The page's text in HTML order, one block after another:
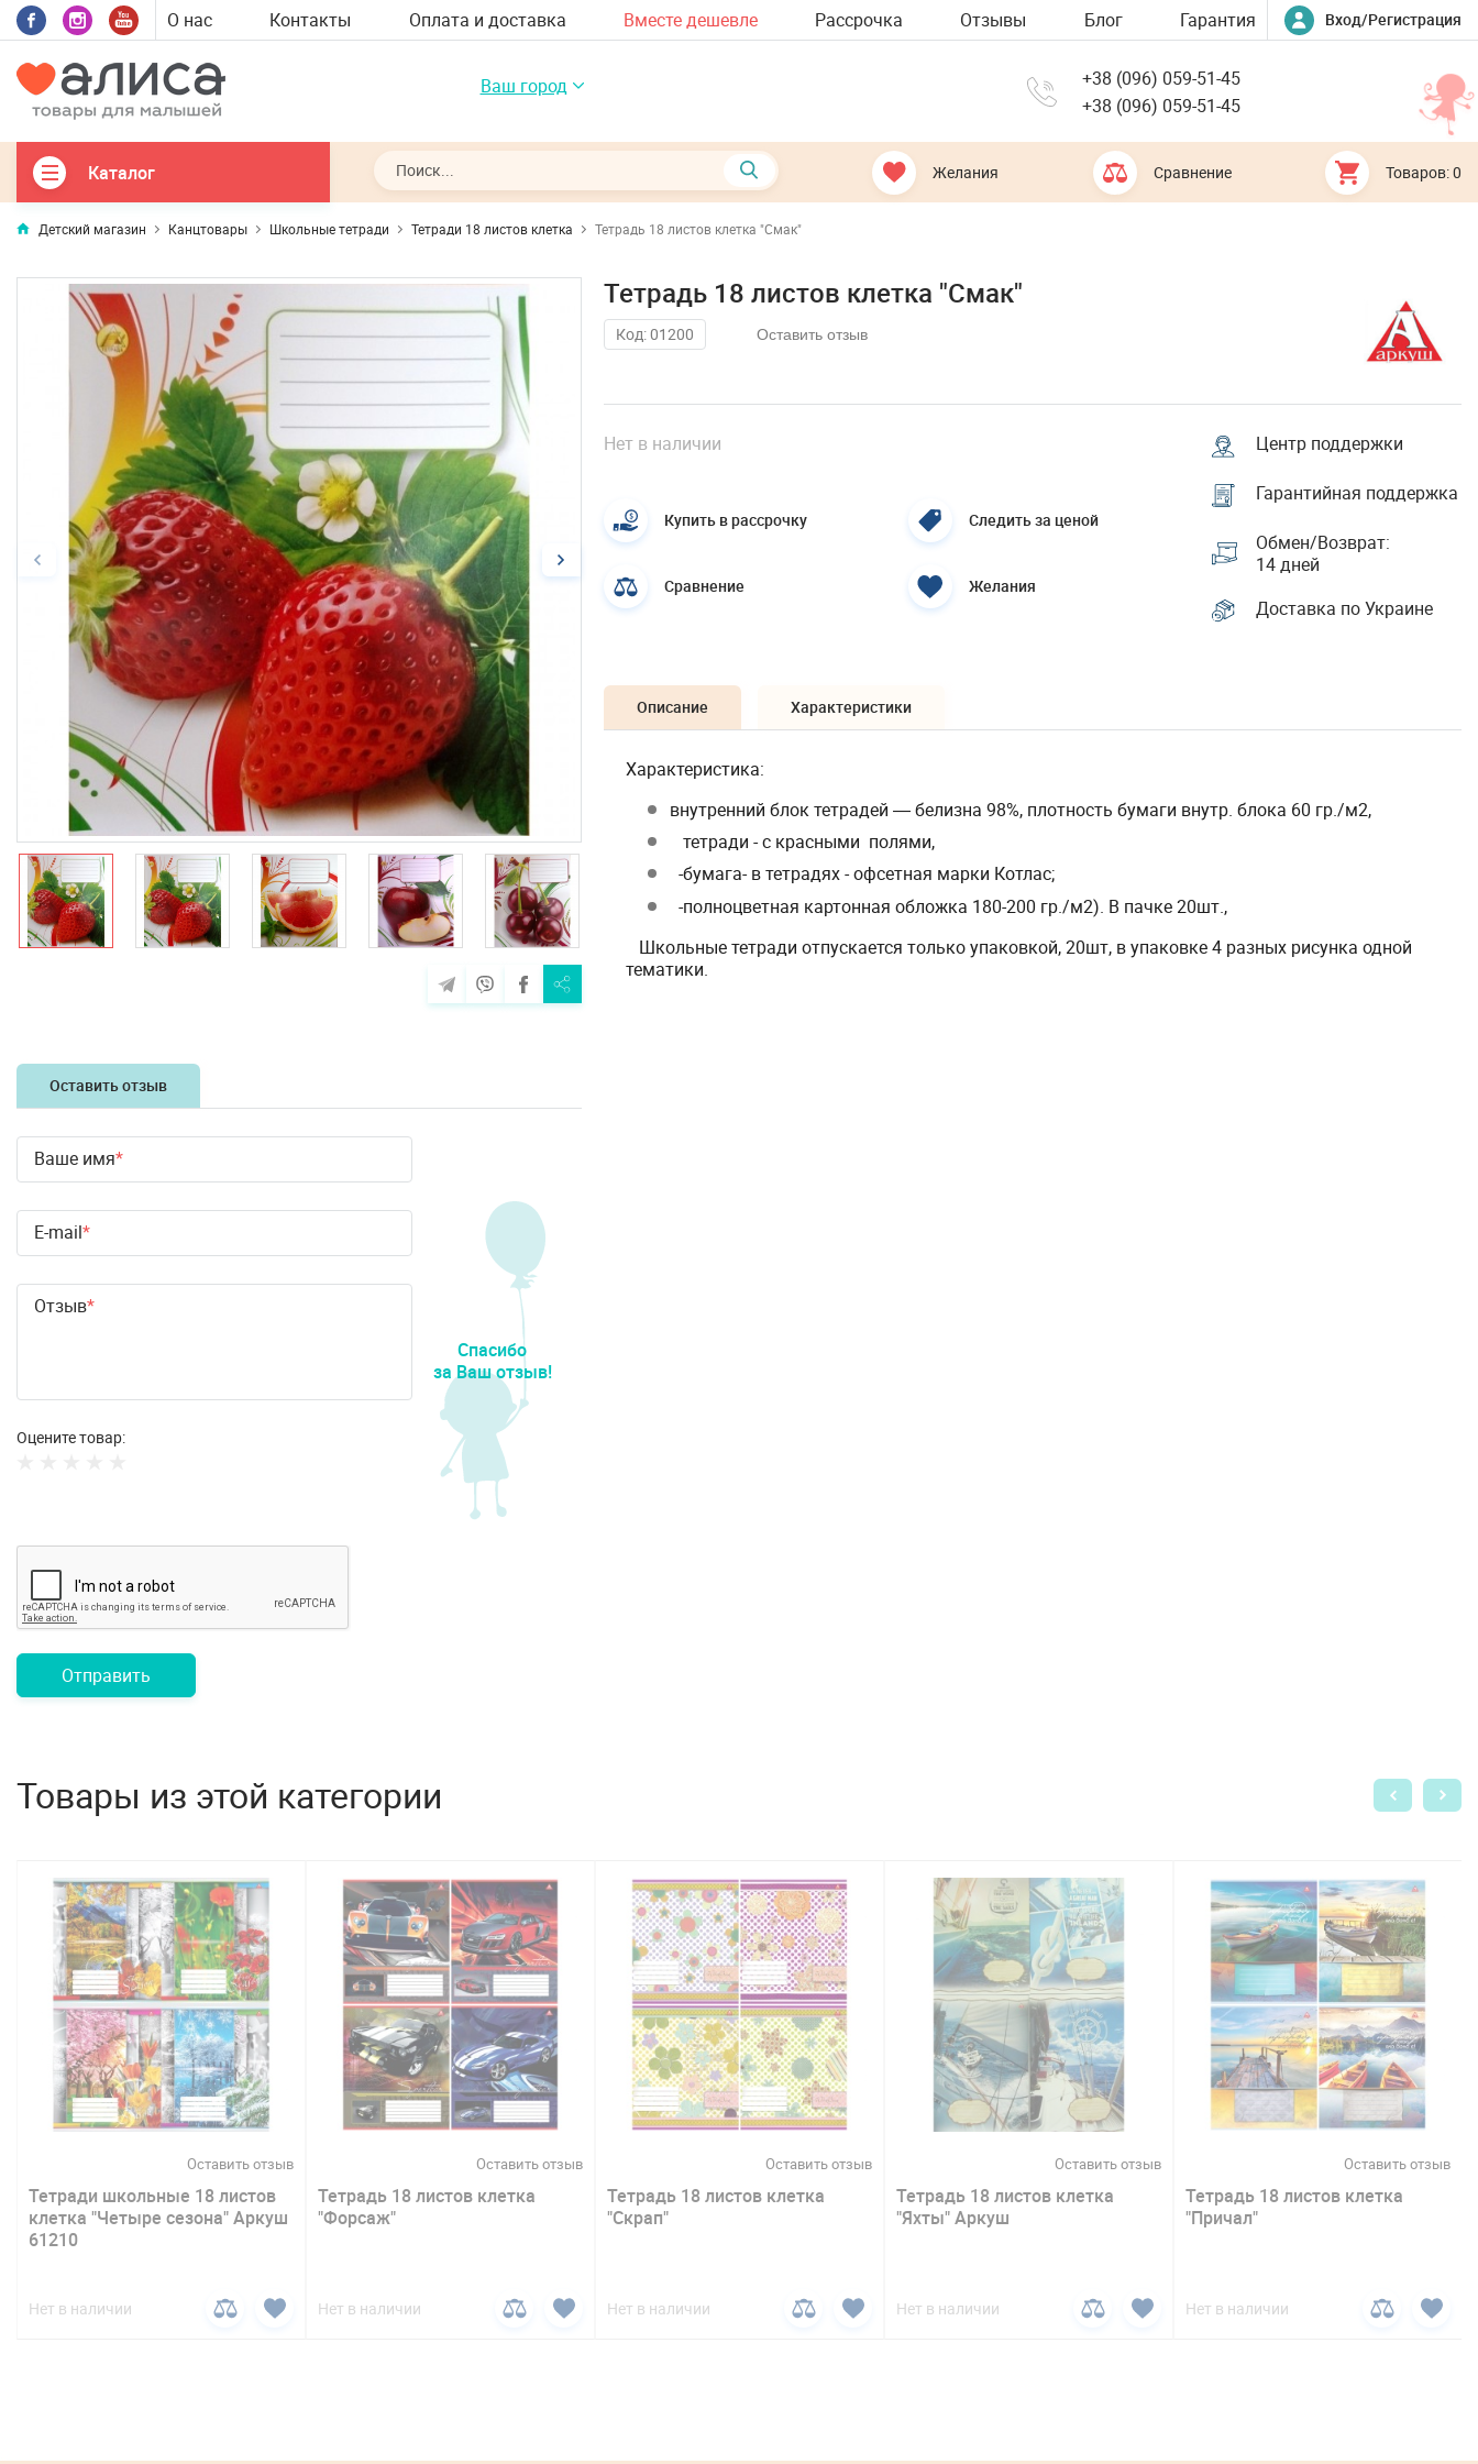
О нас Контакты Оплата и доставка Вместе дешевле Рассрочка Отзывы Блог Гарантия Вход/Регистрация
Ваш город
+38 (096) 059-51-45
+38 (096) 059-51-45
Каталог Желания Сравнение Товаров: 0
Детский магазин Канцтовары Школьные тетради Тетради 18 листов клетка Тетрадь 18 листов клетка "Смак"
Оставить отзыв
Ваше имя
E-mail
Отзыв
Оцените товар:
Отправить
Спасибо
за Ваш отзыв!
Тетрадь 18 листов клетка "Смак"
Код: 01200 Оставить отзыв
Нет в наличии
Купить в рассрочку Следить за ценой
Сравнение Желания
Центр поддержки
Гарантийная поддержка
Обмен/Возврат:
14 дней
Доставка по Украине
Описание Характеристики
Характеристика:
внутренний блок тетрадей ― белизна 98%, плотность бумаги внутр. блока 60 гр./м2,
тетради - с красными полями,
-бумага-в тетрадях - офсетная марки Котлас;
-полноцветная картонная обложка 180-200 гр./м2). В пачке 20шт.,
Школьные тетради отпускается только упаковкой, 20шт, в упаковке 4 разных рисунка одной
тематики.
Товары из этой категории
Оставить отзыв
Тетради школьные 18 листов
клетка "Четыре сезона" Аркуш
61210
Нет в наличии
Оставить отзыв
Тетрадь 18 листов клетка
"Форсаж"
Нет в наличии
Оставить отзыв
Тетрадь 18 листов клетка
"Скрап"
Нет в наличии
Оставить отзыв
Тетрадь 18 листов клетка
"Яхты" Аркуш
Нет в наличии
Оставить отзыв
Тетрадь 18 листов клетка
"Причал"
Нет в наличии